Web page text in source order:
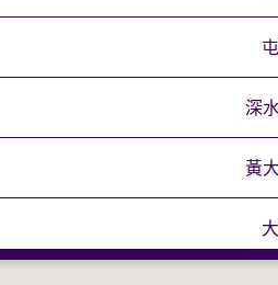
深
黃